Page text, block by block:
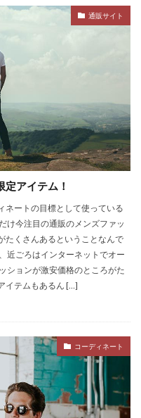
通販サイト
アイテム！
ネートの目標として使っている
け今注目の通販のメンズファッ
たくさんあるということなんで
近ごろはインターネットでオー
ションが激安価格のところがた
イテムもあるん […]
コーディネート